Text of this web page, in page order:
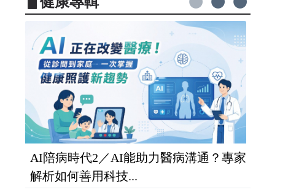
AI陪病時代2／AI能助力醫病溝通？專家
解析如何善用科技...